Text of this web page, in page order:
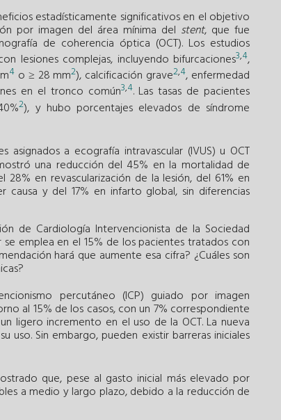
estadísticamente significativos en el objetivo
por imagen del área mínima del stent, que fue
de coherencia óptica (OCT). Los estudios
lesiones complejas, incluyendo bifurcaciones3,4,
4 o ≥ 28 mm2), calcificación grave2,4, enfermedad
en el tronco común3,4. Las tasas de pacientes
2), y hubo porcentajes elevados de síndrome
asignados a ecografía intravascular (IVUS) u OCT
una reducción del 45% en la mortalidad de
en revascularización de la lesión, del 61% en
y del 17% en infarto global, sin diferencias
de Cardiología Intervencionista de la Sociedad
se emplea en el 15% de los pacientes tratados con
hará que aumente esa cifra? ¿Cuáles son
percutáneo (ICP) guiado por imagen
al 15% de los casos, con un 7% correspondiente
ligero incremento en el uso de la OCT. La nueva
uso. Sin embargo, pueden existir barreras iniciales
que, pese al gasto inicial más elevado por
a medio y largo plazo, debido a la reducción de